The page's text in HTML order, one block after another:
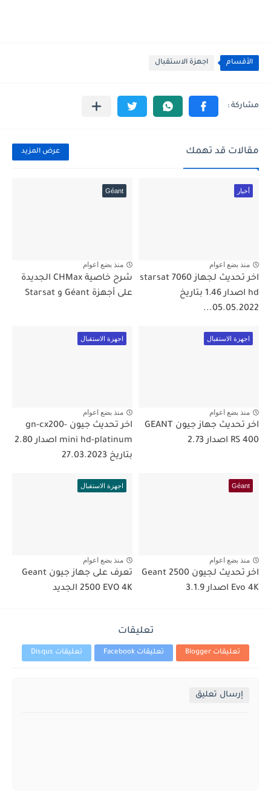
الأقسام اجهزة الاستقبال
مقالات قد تهمك عرض المزيد
أخبار
منذ بضع اعوام
اخر تحديث لجهاز starsat 7060
hd اصدار 1.46 بتاريخ
05.05.2022...
Géant
منذ بضع اعوام
شرح خاصية CHMax الجديدة
على أجهزة Géant و Starsat
اجهزة الاستقبال
منذ بضع اعوام
اخر تحديث جهاز جيون GEANT
RS 400 اصدار 2.73
اجهزة الاستقبال
منذ بضع اعوام
اخر تحديث جيون gn-cx200-
mini hd-platinum اصدار 2.80
بتاريخ 27.03.2023
Géant
منذ بضع اعوام
اخر تحديث لجيون Geant 2500
Evo 4K اصدار 3.1.9
اجهزة الاستقبال
منذ بضع اعوام
تعرف على جهاز جيون Geant
2500 EVO 4K الجديد
تعليقات
تعليقات Blogger تعليقات Facebook تعليقات Disqus
إرسال تعليق